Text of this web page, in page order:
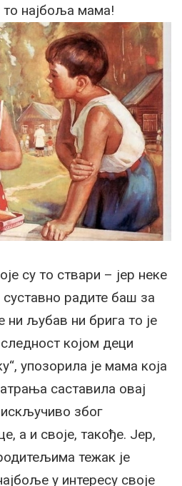
то најбоља мама!
су то ствари – јер неке
радите баш за
ни љубав ни брига то је
којом деци
упозорила је мама која
саставила овај
због
а и своје, такође. Јер,
тежак је
у интересу своје